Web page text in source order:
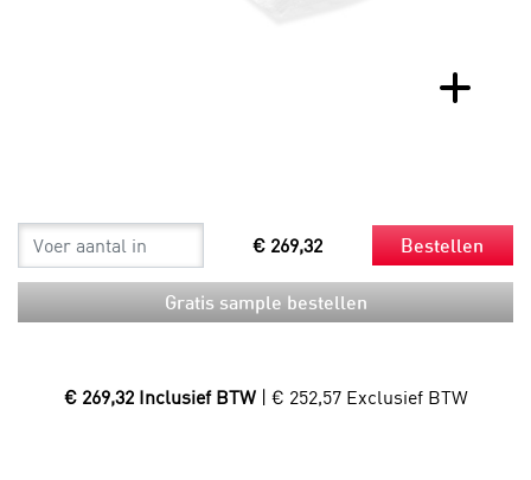
€ 269,32 Bestellen
Gratis sample bestellen
€ 269,32 Inclusief BTW | € 252,57 Exclusief BTW